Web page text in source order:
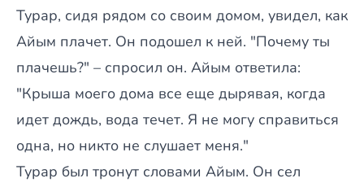
Турар, сидя рядом со своим домом, увидел, как
Айым плачет. Он подошел к ней. "Почему ты
плачешь?" – спросил он. Айым ответила:
"Крыша моего дома все еще дырявая, когда
идет дождь, вода течет. Я не могу справиться
одна, но никто не слушает меня."
Турар был тронут словами Айым. Он сел